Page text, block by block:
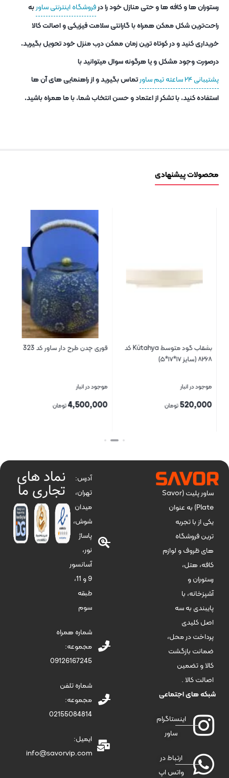
رستوران ها و کافه ها و حتی منازل خود را درفروشگاه اینترنتی ساوربه
راحت‌ترین شکل ممکن همراه با گارانتی سلامت فیزیکی و اصالت کالا
خریداری کنید و در کوتاه ترین زمان ممکن درب منزل خود تحویل بگیرید.
درصورت وجود مشکل و یا هرگونه سوال میتوانید با
پشتیبانی ۲۴ ساعته تیم ساور
تماس بگیرید و از راهنمایی های آن ها
استفاده کنید. با تشکر از اعتماد و حسن انتخاب شما. با ما همراه باشید.
محصولات پیشنهادی
بشقاب گود متوسط Kütahya کد
۸۲۶۸ (سایز ۱۷*۱۷*۵)
موجود در انبار
520,000تومان
قوری چدن طرح دار ساور کد 323
موجود در انبار
4,500,000تومان
بستن
ساور پلیت (Savor
Plate) به عنوان
یکی از با تجربه
ترین فروشگاه
های ظروف و لوازم
کافه، هتل،
رستوران و
آشپزخانه، با
پایبندی به سه
اصل کلیدی
پرداخت در محل،
ضمانت بازگشت
کالا و تضمین
اصالت کالا .
شبکه های اجتماعی
اینستاگرام
ساور
ارتباط در
واتس اپ
آدرس:
تهران،
میدان
شوش،
پاساژ
نور،
آسانسور
9 و 11،
طبقه
سوم
شماره همراه
مجموعه:
09126167245
شماره تلفن
مجموعه:
02155084814
ایمیل:
info@savorvip.com
نماد های
تجاری ما